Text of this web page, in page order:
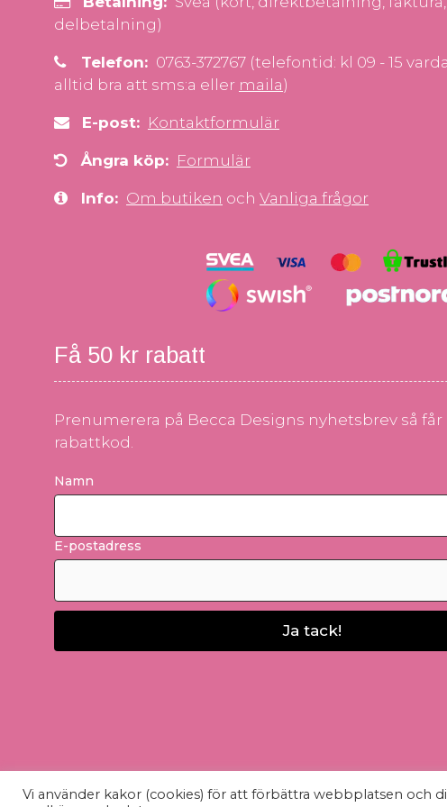
delbetalning)
Telefon: 0763-372767 (telefontid: kl 09 - 15
alltid bra att sms:a eller maila)
E-post: Kontaktformulär
Ångra köp: Formulär
Info: Om butiken och Vanliga frågor
Få 50 kr rabatt
Prenumerera på Becca Designs nyhetsbrev så får
rabattkod.
Namn
E-postadress
Ja tack!
Vi använder kakor (cookies) för att förbättra webbplatsen och